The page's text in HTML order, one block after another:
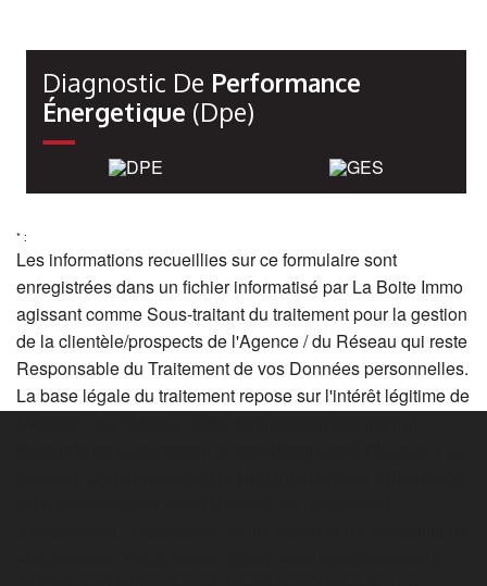
Diagnostic De Performance
Énergetique (dpe)
* :
Les informations recueillies sur ce formulaire sont
enregistrées dans un fichier informatisé par La Boite Immo
agissant comme Sous-traitant du traitement pour la gestion
de la clientèle/prospects de l'Agence / du Réseau qui reste
Responsable du Traitement de vos Données personnelles.
La base légale du traitement repose sur l'intérêt légitime de